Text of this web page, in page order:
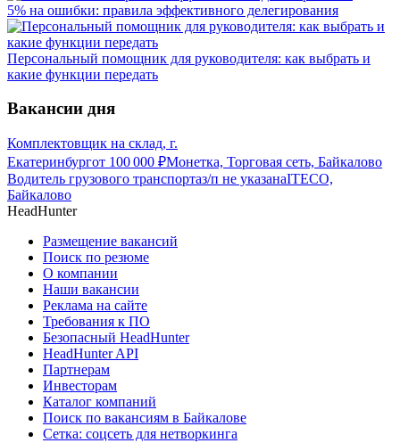
5% на ошибки: правила эффективного делегирования
Персональный помощник для руководителя: как выбрать и
какие функции передать
Вакансии дня
Комплектовщик на склад, г.
Екатеринбургот 100 000 ₽Монетка, Торговая сеть, Байкалово
Водитель грузового транспортаз/п не указанаITECO,
Байкалово
HeadHunter
Размещение вакансий
Поиск по резюме
О компании
Наши вакансии
Реклама на сайте
Требования к ПО
Безопасный HeadHunter
HeadHunter API
Партнерам
Инвесторам
Каталог компаний
Поиск по вакансиям в Байкалове
Сетка: соцсеть для нетворкинга